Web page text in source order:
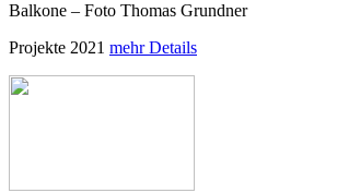
Balkone – Foto Thomas Grundner
Projekte 2021 mehr Details